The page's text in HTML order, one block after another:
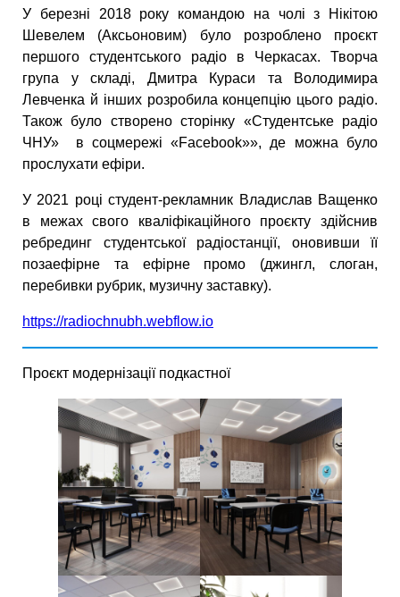
У березні 2018 року командою на чолі з Нікітою
Шевелем (Аксьоновим) було розроблено проєкт
першого студентського радіо в Черкасах. Творча
група у складі, Дмитра Кураси та Володимира
Левченка й інших розробила концепцію цього радіо.
Також було створено сторінку «Студентське радіо
ЧНУ» в соцмережі «Facebook»», де можна було
прослухати ефіри.
У 2021 році студент-рекламник Владислав Ващенко
в межах свого кваліфікаційного проєкту здійснив
ребрединг студентської радіостанції, оновивши її
позаефірне та ефірне промо (джингл, слоган,
перебивки рубрик, музичну заставку).
https://radiochnubh.webflow.io
Проєкт модернізації подкастної